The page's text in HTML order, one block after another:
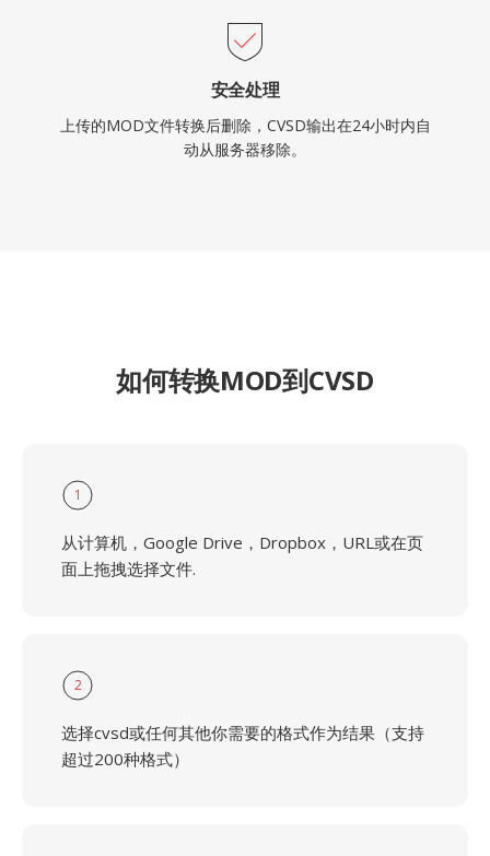
安全处理
上传的MOD文件转换后删除，CVSD输出在24小时内自
动从服务器移除。
如何转换MOD到CVSD
1
从计算机，Google Drive，Dropbox，URL或在页
面上拖拽选择文件.
2
选择cvsd或任何其他你需要的格式作为结果（支持
超过200种格式）